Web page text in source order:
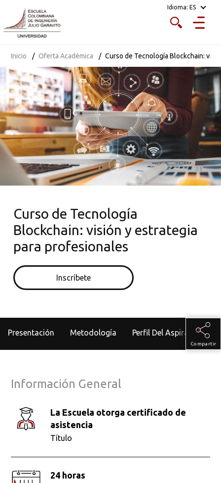
Idioma: ES
Inicio Oferta Académica Curso de Tecnología Blockchain:
Curso de Tecnología
Blockchain: visión y estrategia
para profesionales
Inscríbete
Presentación Metodología Perfil Del Aspirante
Compartir
Información General
La Escuela otorga certificado de
asistencia
Título
24 horas